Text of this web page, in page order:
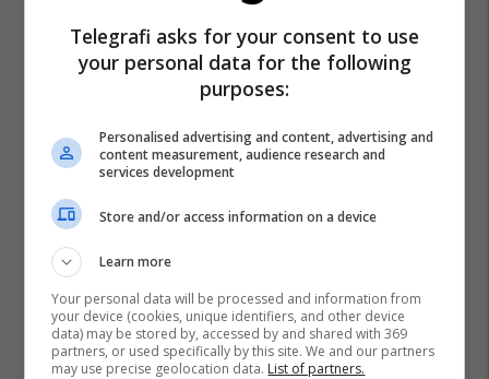
Telegrafi asks for your consent to use
your personal data for the following
purposes:
Personalised advertising and content, advertising and
content measurement, audience research and
services development
Store and/or access information on a device
Learn more
Your personal data will be processed and information from
your device (cookies, unique identifiers, and other device
data) may be stored by, accessed by and shared with 369
partners, or used specifically by this site. We and our partners
may use precise geolocation data. List of partners.